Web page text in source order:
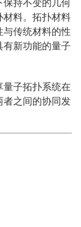
保持不变的几何
材料。拓扑材料
与传统材料的性
有新功能的量子
量子拓扑系统在
者之间的协同发